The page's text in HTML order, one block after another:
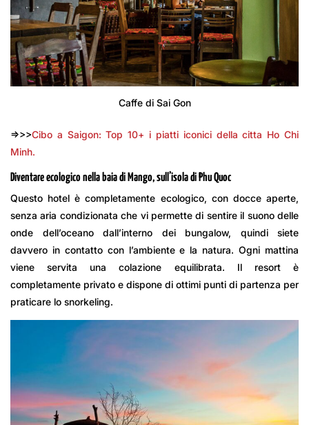
Caffe di Sai Gon
=>>>Cibo a Saigon: Top 10+ i piatti iconici della citta Ho Chi
Minh.
Diventare ecologico nella baia di Mango, sull’isola di Phu Quoc
Questo hotel è completamente ecologico, con docce aperte,
senza aria condizionata che vi permette di sentire il suono delle
onde dell’oceano dall’interno dei bungalow, quindi siete
davvero in contatto con l’ambiente e la natura. Ogni mattina
viene servita una colazione equilibrata. Il resort è
completamente privato e dispone di ottimi punti di partenza per
praticare lo snorkeling.